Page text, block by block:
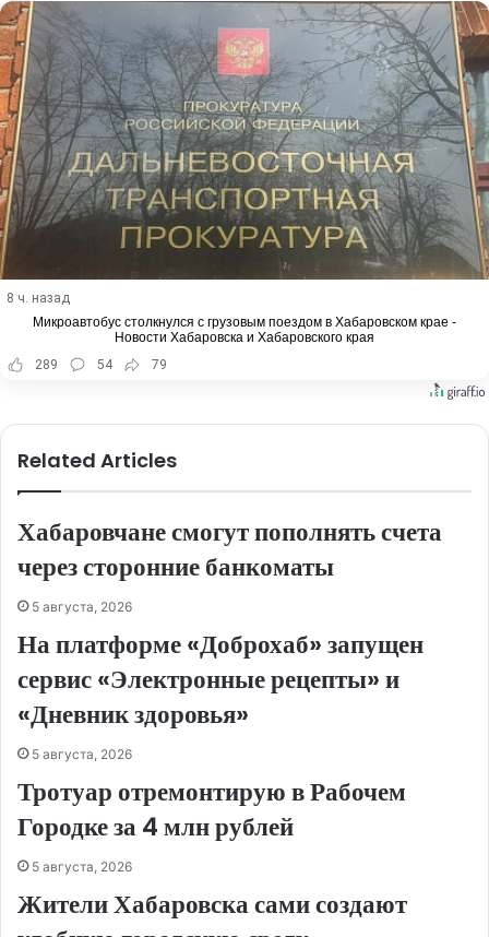
8 ч. назад
Микроавтобус столкнулся с грузовым поездом в Хабаровском крае -
Новости Хабаровска и Хабаровского края
289
54 79
Related Articles
Хабаровчане смогут пополнять счета
через сторонние банкоматы
5 августа, 2026
На платформе «Доброхаб» запущен
сервис «Электронные рецепты» и
«Дневник здоровья»
5 августа, 2026
Тротуар отремонтирую в Рабочем
Городке за 4 млн рублей
5 августа, 2026
Жители Хабаровска сами создают